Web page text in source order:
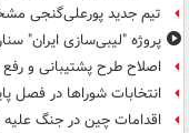
تیم جدید پورعلی‌گنجی
پروژه "لیبی‌سازی ایران"
اصلاح طرح پشتیبانی و
انتخابات شوراها در فصل
اقدامات چین در جنگ علیه ایران،